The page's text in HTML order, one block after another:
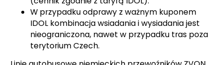
W przypadku odprawy z ważnym kuponem
IDOL kombinacja wsiadania i wysiadania jest
nieograniczona, nawet w przypadku tras poza
terytorium Czech.